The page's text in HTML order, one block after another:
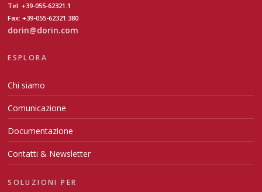
Tel: +39-055-62321.1
Fax: +39-055-62321.380
dorin@dorin.com
ESPLORA
Chi siamo
Comunicazione
Documentazione
Contatti & Newsletter
SOLUZIONI PER